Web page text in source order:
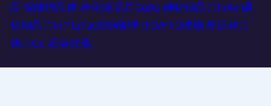
晶 铌酸锂晶体 砷化镓晶片GaAs 砷化铟晶片InAs 磷
化铟晶片InP LiTaO3钽酸锂 ITO/FTO玻璃 外延硅片
锗片Ge 石英玻璃